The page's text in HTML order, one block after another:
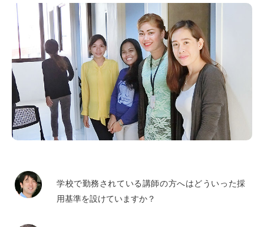
学校で勤務されている講師の方へはどういった採
用基準を設けていますか？